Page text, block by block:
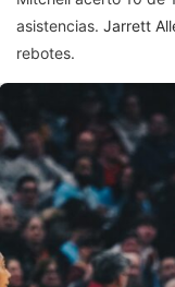
asistencias. Jarrett
rebotes.